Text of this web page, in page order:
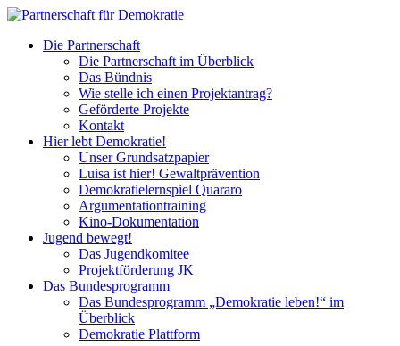
Die Partnerschaft
Die Partnerschaft im Überblick
Das Bündnis
Wie stelle ich einen Projektantrag?
Geförderte Projekte
Kontakt
Hier lebt Demokratie!
Unser Grundsatzpapier
Luisa ist hier! Gewaltprävention
Demokratielernspiel Quararo
Argumentationtraining
Kino-Dokumentation
Jugend bewegt!
Das Jugendkomitee
Projektförderung JK
Das Bundesprogramm
Das Bundesprogramm „Demokratie leben!“ im
Überblick
Demokratie Plattform